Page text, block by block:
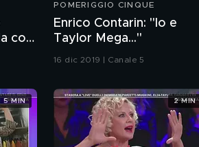
con
POMERIGGIO CINQUE
Enrico Contarin: "Io e
Taylor Mega..."
16 dic 2019 | Canale 5
5 MIN 2 MIN